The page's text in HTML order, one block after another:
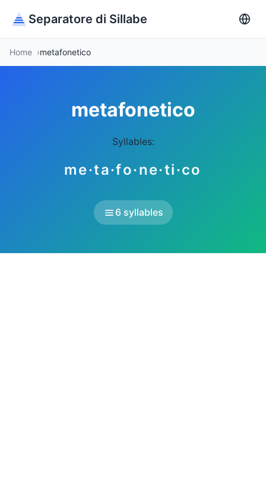
Separatore di Sillabe
Home metafonetico
metafonetico
Syllables:
me·ta·fo·ne·ti·co
6 syllables